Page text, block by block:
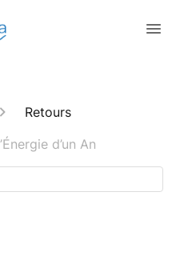
Retours
d’un An